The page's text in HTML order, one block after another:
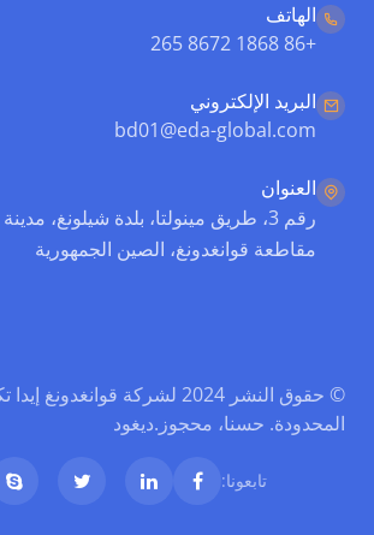
الهاتف
+86 1868 8672 265
البريد الإلكتروني
bd01@eda-global.com
العنوان
رقم 3، طريق مينولتا، بلدة شيلونغ،
مقاطعة قوانغدونغ، الصين الجمهورية
© حقوق النشر 2024 لشركة قوانغدونغ
المحدودة. حسنا، محجوز.ديغود
تابعونا: